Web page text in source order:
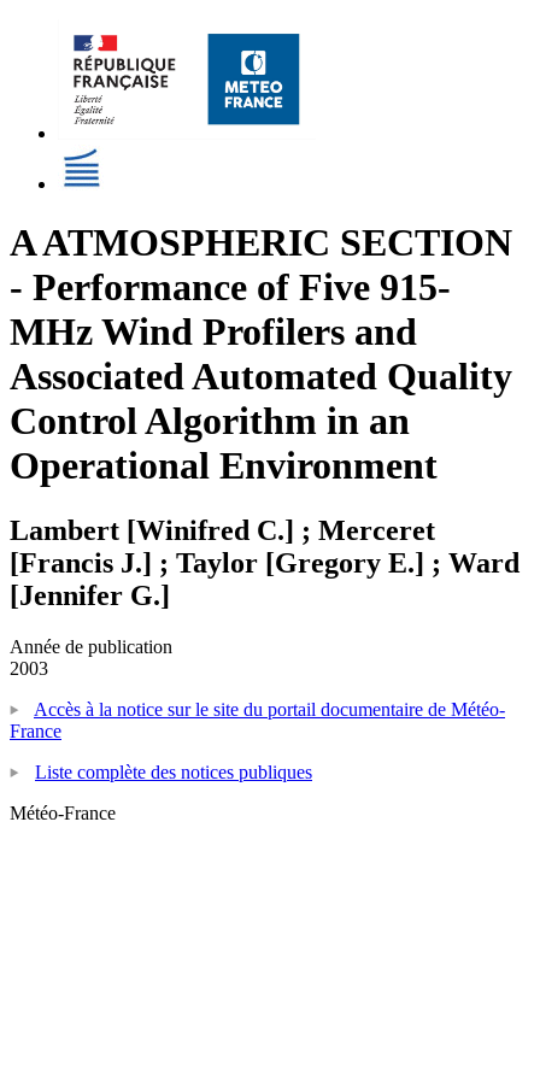
A ATMOSPHERIC SECTION
- Performance of Five 915-
MHz Wind Profilers and
Associated Automated Quality
Control Algorithm in an
Operational Environment
Lambert [Winifred C.] ; Merceret
[Francis J.] ; Taylor [Gregory E.] ; Ward
[Jennifer G.]
Année de publication
2003
Accès à la notice sur le site du portail documentaire de Météo-
France
Liste complète des notices publiques
Météo-France